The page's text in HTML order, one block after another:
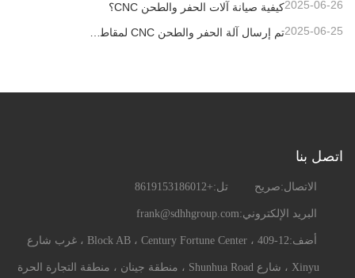
كيفية صيانة آلات الحفر والطحن CNC؟2025-06-26
2025-06-25
اتصل بنا
الاتصال:صريح تل:+8619153186012
البريد الإلكتروني:frank@sdhhgroup.com
أضف: 409-12 ، Block AB ، Century Fortune Center ، غرب شارع
Xinyu ، شارع Shunhua Road ، منطقة جينان ، منطقة التجارة الحرة